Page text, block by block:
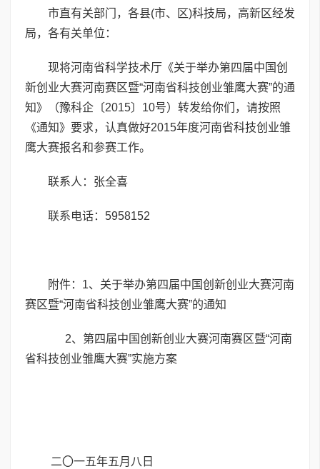
市直有关部门，各县(市、区)科技局，高新区经发
局，各有关单位：
现将河南省科学技术厅《关于举办第四届中国创
新创业大赛河南赛区暨“河南省科技创业雏鹰大赛”的通
知》（豫科企〔2015〕10号）转发给你们，请按照
《通知》要求，认真做好2015年度河南省科技创业雏
鹰大赛报名和参赛工作。
联系人：张全喜
联系电话：5958152
附件：1、 关于举办第四届中国创新创业大赛河南
赛区暨“河南省科技创业雏鹰大赛”的通知
2、 第四届中国创新创业大赛河南赛区暨“河南
省科技创业雏鹰大赛”实施方案
二〇一五年五月八日